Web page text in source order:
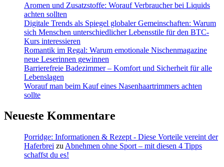
Aromen und Zusatzstoffe: Worauf Verbraucher bei Liquids
achten sollten
Digitale Trends als Spiegel globaler Gemeinschaften: Warum
sich Menschen unterschiedlicher Lebensstile für den BTC-
Kurs interessieren
Romantik im Regal: Warum emotionale Nischenmagazine
neue Leserinnen gewinnen
Barrierefreie Badezimmer – Komfort und Sicherheit für alle
Lebenslagen
Worauf man beim Kauf eines Nasenhaartrimmers achten
sollte
Neueste Kommentare
Porridge: Informationen & Rezept - Diese Vorteile vereint der
Haferbrei zu Abnehmen ohne Sport – mit diesen 4 Tipps
schaffst du es!